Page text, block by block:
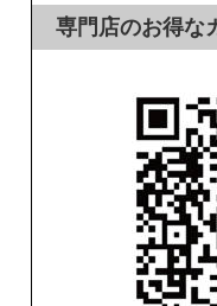
専門店のお得な